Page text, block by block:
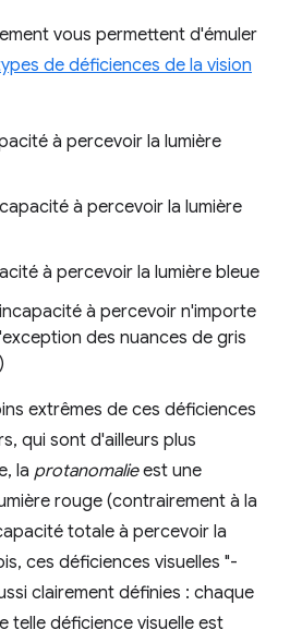
vous permettent d'émuler
de déficiences de la vision
à percevoir la lumière
à percevoir la lumière
à percevoir la lumière bleue
à percevoir n'importe
des nuances de gris
extrêmes de ces déficiences
qui sont d'ailleurs plus
la protanomalieest une
rouge (contrairement à la
totale à percevoir la
ces déficiences visuelles "-
clairement définies : chaque
telle déficience visuelle est